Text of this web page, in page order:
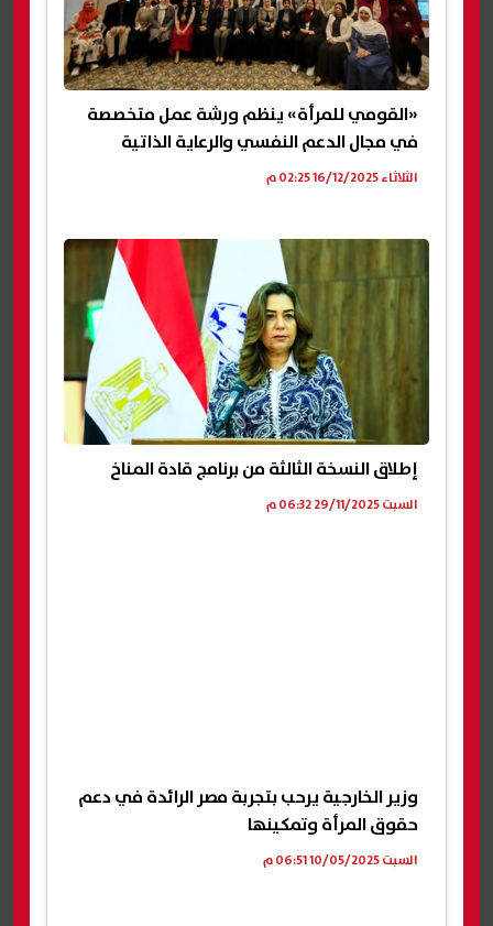
«القومي للمرأة» ينظم ورشة عمل متخصصة
في مجال الدعم النفسي والرعاية الذاتية
الثلاثاء 16/12/2025 02:25 م
إطلاق النسخة الثالثة من برنامج قادة المناخ
السبت 29/11/2025 06:32 م
وزير الخارجية يرحب بتجربة مصر الرائدة في دعم
حقوق المرأة وتمكينها
السبت 10/05/2025 06:51 م